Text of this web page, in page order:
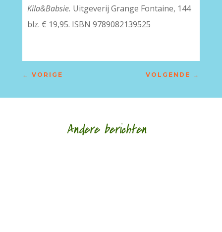
Kila&Babsie. Uitgeverij Grange Fontaine, 144
blz. € 19,95. ISBN 9789082139525
← VORIGE VOLGENDE →
Andere berichten